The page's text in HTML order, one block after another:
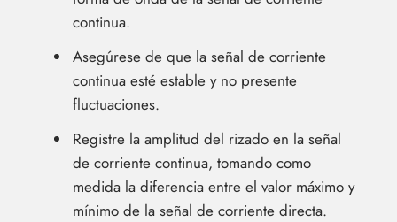
continua.
Asegúrese de que la señal de corriente
continua esté estable y no presente
fluctuaciones.
Registre la amplitud del rizado en la señal
de corriente continua, tomando como
medida la diferencia entre el valor máximo y
mínimo de la señal de corriente directa.